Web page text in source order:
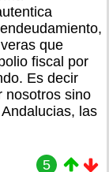
que
fiscal por
Es decir
nosotros sino
las
5